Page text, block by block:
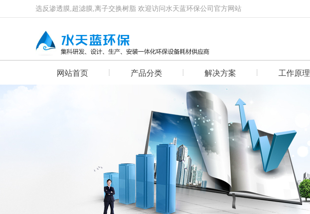
选反渗透膜,超滤膜,离子交换树脂 欢迎访问水天蓝环保公司官方网站
网站首页 产品分类 解决方案 工作原理